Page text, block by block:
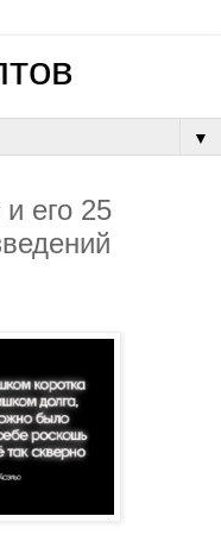
▼
его 25